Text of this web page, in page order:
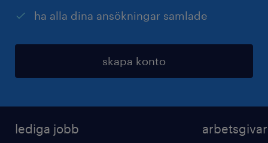
ha alla dina ansökningar samlade
skapa konto
lediga jobb